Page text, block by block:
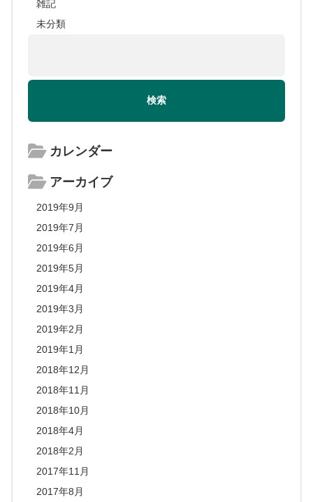
雑記
未分類
カレンダー
アーカイブ
2019年9月
2019年7月
2019年6月
2019年5月
2019年4月
2019年3月
2019年2月
2019年1月
2018年12月
2018年11月
2018年10月
2018年4月
2018年2月
2017年11月
2017年8月